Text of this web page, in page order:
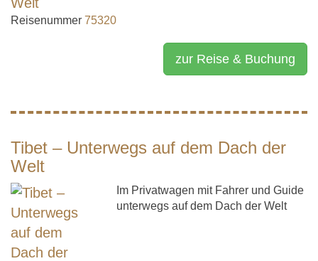
Reisenummer 75320
zur Reise & Buchung
Tibet – Unterwegs auf dem Dach der
Welt
Im Privatwagen mit Fahrer und Guide
unterwegs auf dem Dach der Welt